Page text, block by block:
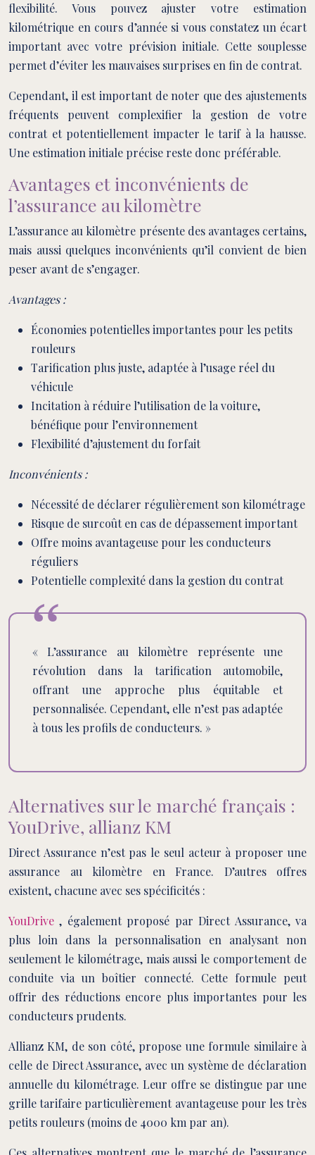
flexibilité. Vous pouvez ajuster votre estimation
kilométrique en cours d’année si vous constatez un écart
important avec votre prévision initiale. Cette souplesse
permet d’éviter les mauvaises surprises en fin de contrat.
Cependant, il est important de noter que des ajustements
fréquents peuvent complexifier la gestion de votre
contrat et potentiellement impacter le tarif à la hausse.
Une estimation initiale précise reste donc préférable.
Avantages et inconvénients de
l’assurance au kilomètre
L’assurance au kilomètre présente des avantages certains,
mais aussi quelques inconvénients qu’il convient de bien
peser avant de s’engager.
Avantages :
Économies potentielles importantes pour les petits
rouleurs
Tarification plus juste, adaptée à l’usage réel du
véhicule
Incitation à réduire l’utilisation de la voiture,
bénéfique pour l’environnement
Flexibilité d’ajustement du forfait
Inconvénients :
Nécessité de déclarer régulièrement son kilométrage
Risque de surcoût en cas de dépassement important
Offre moins avantageuse pour les conducteurs
réguliers
Potentielle complexité dans la gestion du contrat
« L’assurance au kilomètre représente une
révolution dans la tarification automobile,
offrant une approche plus équitable et
personnalisée. Cependant, elle n’est pas adaptée
à tous les profils de conducteurs. »
Alternatives sur le marché français :
YouDrive, allianz KM
Direct Assurance n’est pas le seul acteur à proposer une
assurance au kilomètre en France. D’autres offres
existent, chacune avec ses spécificités :
YouDrive, également proposé par Direct Assurance, va
plus loin dans la personnalisation en analysant non
seulement le kilométrage, mais aussi le comportement de
conduite via un boîtier connecté. Cette formule peut
offrir des réductions encore plus importantes pour les
conducteurs prudents.
Allianz KM, de son côté, propose une formule similaire à
celle de Direct Assurance, avec un système de déclaration
annuelle du kilométrage. Leur offre se distingue par une
grille tarifaire particulièrement avantageuse pour les très
petits rouleurs (moins de 4000 km par an).